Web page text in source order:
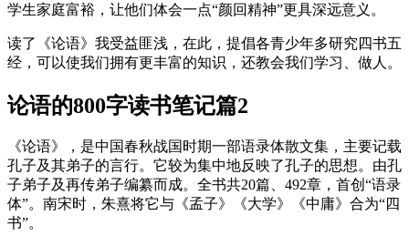
学生家庭富裕，让他们体会一点“颜回精神”更具深远意义。
读了《论语》我受益匪浅，在此，提倡各青少年多研究四书五
经，可以使我们拥有更丰富的知识，还教会我们学习、做人。
论语的800字读书笔记篇2
《论语》，是中国春秋战国时期一部语录体散文集，主要记载
孔子及其弟子的言行。它较为集中地反映了孔子的思想。由孔
子弟子及再传弟子编纂而成。全书共20篇、492章，首创“语录
体”。南宋时，朱熹将它与《孟子》《大学》《中庸》合为“四
书”。